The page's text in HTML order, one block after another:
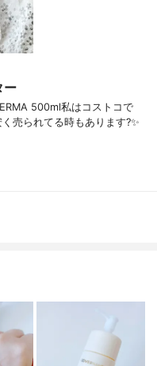
ー
500ml私はコストコで
売られてる時もあります?✨